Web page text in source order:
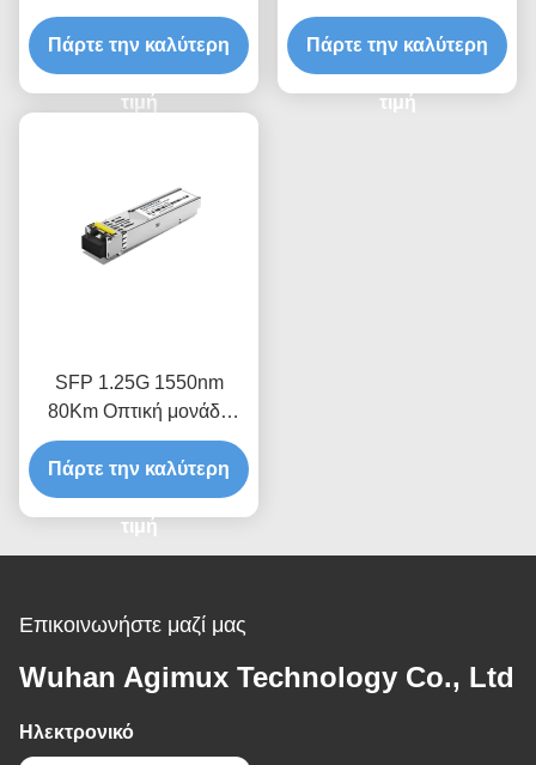
Πάρτε την καλύτερη
τιμή
πομποδέκτη
Πάρτε την καλύτερη
τιμή
SFP 1.25G 1550nm
80Km Οπτική μονάδα
δέκτη
Πάρτε την καλύτερη
τιμή
Επικοινωνήστε μαζί μας
Wuhan Agimux Technology Co., Ltd
Ηλεκτρονικό